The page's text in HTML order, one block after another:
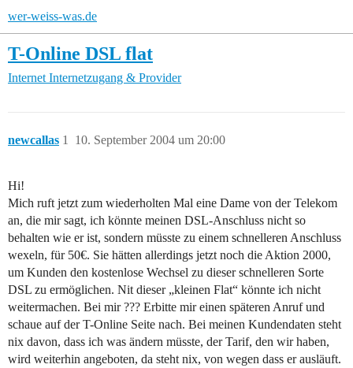
wer-weiss-was.de
T-Online DSL flat
Internet Internetzugang & Provider
newcallas 10. September 2004 um 20:00
1
Hi!
Mich ruft jetzt zum wiederholten Mal eine Dame von der Telekom
an, die mir sagt, ich könnte meinen DSL-Anschluss nicht so
behalten wie er ist, sondern müsste zu einem schnelleren Anschluss
wexeln, für 50€. Sie hätten allerdings jetzt noch die Aktion 2000,
um Kunden den kostenlose Wechsel zu dieser schnelleren Sorte
DSL zu ermöglichen. Nit dieser „kleinen Flat“ könnte ich nicht
weitermachen. Bei mir ??? Erbitte mir einen späteren Anruf und
schaue auf der T-Online Seite nach. Bei meinen Kundendaten steht
nix davon, dass ich was ändern müsste, der Tarif, den wir haben,
wird weiterhin angeboten, da steht nix, von wegen dass er ausläuft.